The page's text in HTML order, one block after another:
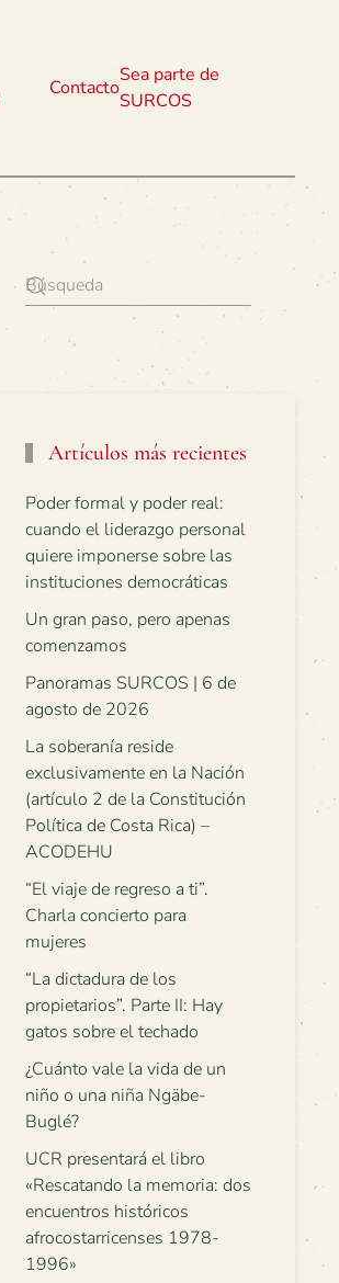
Contacto
Sea parte de
SURCOS
Artículos más recientes
Poder formal y poder real:
cuando el liderazgo personal
quiere imponerse sobre las
instituciones democráticas
Un gran paso, pero apenas
comenzamos
Panoramas SURCOS | 6 de
agosto de 2026
La soberanía reside
exclusivamente en la Nación
(artículo 2 de la Constitución
Política de Costa Rica) –
ACODEHU
“El viaje de regreso a ti”.
Charla concierto para
mujeres
“La dictadura de los
propietarios”. Parte II: Hay
gatos sobre el techado
¿Cuánto vale la vida de un
niño o una niña Ngäbe-
Buglé?
UCR presentará el libro
«Rescatando la memoria: dos
encuentros históricos
afrocostarricenses 1978-
1996»